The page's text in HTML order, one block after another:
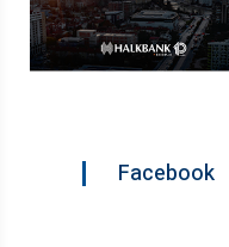
Facebook